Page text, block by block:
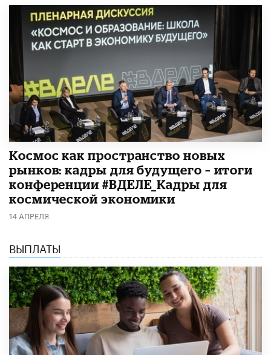
Космос как пространство новых
рынков: кадры для будущего – итоги
конференции #ВДЕЛЕ_Кадры для
космической экономики
14 АПРЕЛЯ
ВЫПЛАТЫ